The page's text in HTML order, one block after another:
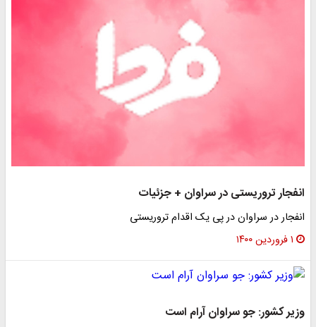
انفجار تروریستی در سراوان + جزئیات
انفجار در سراوان در پی یک اقدام تروریستی
۱ فروردین ۱۴۰۰
وزیر کشور: جو سراوان آرام است